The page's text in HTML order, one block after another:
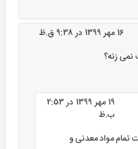
16 مهر 1399 در 9:38 ق.ظ
نمی زنه؟
19 مهر 1399 در 2:53
ب.ظ
تمام مواد معدنی و